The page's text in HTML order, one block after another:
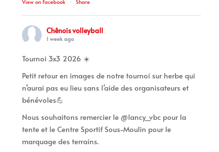
View on Facebook · Share
Chênois volleyball
1 week ago
Tournoi 3x3 2026 ☀️
Petit retour en images de notre tournoi sur herbe qui
n’aurai pas eu lieu sans l’aide des organisateurs et
bénévoles💪
Nous souhaitons remercier le @lancy_vbc pour la
tente et le Centre Sportif Sous-Moulin pour le
marquage des terrains.